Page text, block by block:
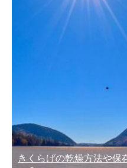
きくらげの乾燥方法や保